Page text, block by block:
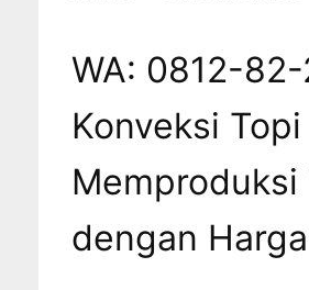
WA: 0812-
Konveksi
dengan